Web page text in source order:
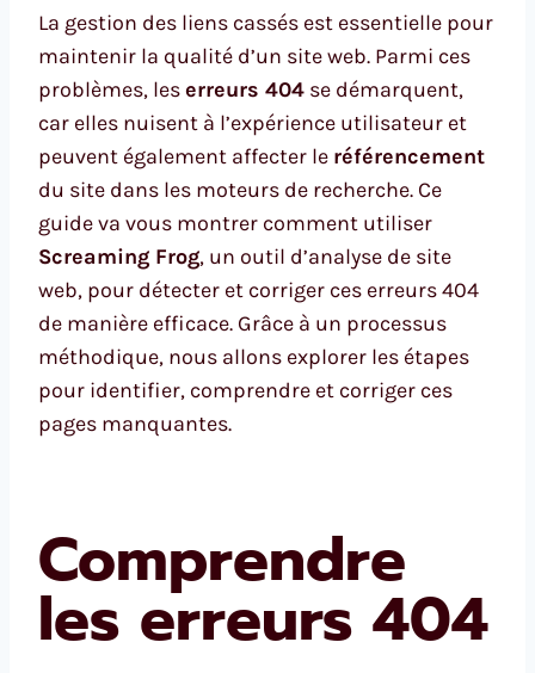
La gestion des liens cassés est essentielle pour
maintenir la qualité d’un site web. Parmi ces
problèmes, leserreurs 404 se démarquent,
car elles nuisent à l’expérience utilisateur et
peuvent également affecter le référencement
du site dans les moteurs de recherche. Ce
guide va vous montrer comment utiliser
Screaming Frog, un outil d’analyse de site
web, pour détecter et corriger ces erreurs 404
de manière efficace. Grâce à un processus
méthodique, nous allons explorer les étapes
pour identifier, comprendre et corriger ces
pages manquantes.
Comprendre
les erreurs 404